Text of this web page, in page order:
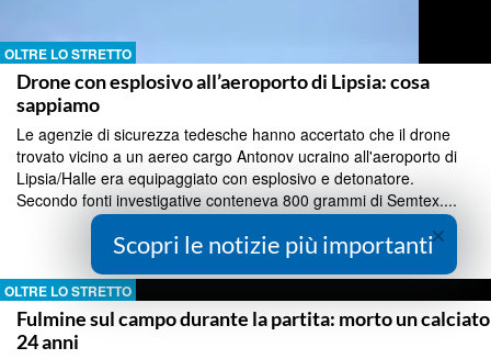
OLTRE LO STRETTO
Drone con esplosivo all’aeroporto di Lipsia: cosa
sappiamo
Le agenzie di sicurezza tedesche hanno accertato che il drone
trovato vicino a un aereo cargo Antonov ucraino all'aeroporto di
Lipsia/Halle era equipaggiato con esplosivo e detonatore.
Secondo fonti investigative conteneva 800 grammi di Semtex....
Continua a Leggere
OLTRE LO STRETTO
Fulmine sul campo durante la partita: morto un
24 anni
×
Scopri le notizie più importanti